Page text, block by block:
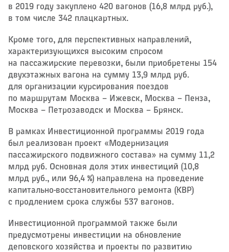
в 2019 году закуплено 420 вагонов (16,8 млрд руб.),
в том числе 342 плацкартных.
Кроме того, для перспективных направлений,
характеризующихся высоким спросом
на пассажирские перевозки, были приобретены 154
двухэтажных вагона на сумму 13,9 млрд руб.
для организации курсирования поездов
по маршрутам Москва – ​Ижевск, Москва – ​Пенза,
Москва – ​Петрозаводск и Москва – ​Брянск.
В рамках Инвестиционной программы 2019 года
был реализован проект «Модернизация
пассажирского подвижного состава» на сумму 11,2
млрд руб. Основная доля этих инвестиций (10,8
млрд руб., или 96,4 %) направлена на проведение
капитально-восстановительного ремонта (КВР)
с продлением срока службы 537 вагонов.
Инвестиционной программой также были
предусмотрены инвестиции на обновление
деповского хозяйства и проекты по развитию